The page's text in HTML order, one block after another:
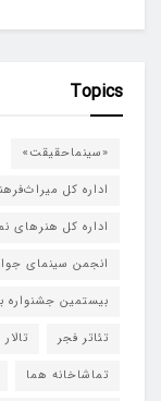
Topics
«سینماحقیقت»
اداره کل
اداره کل هنرهای
انجمن سینمای
بیستمین جشنواره
تئاتر فجر
تماشاخانه هما